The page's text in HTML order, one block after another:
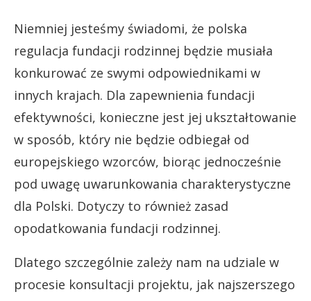
Niemniej jesteśmy świadomi, że polska
regulacja fundacji rodzinnej będzie musiała
konkurować ze swymi odpowiednikami w
innych krajach. Dla zapewnienia fundacji
efektywności, konieczne jest jej ukształtowanie
w sposób, który nie będzie odbiegał od
europejskiego wzorców, biorąc jednocześnie
pod uwagę uwarunkowania charakterystyczne
dla Polski. Dotyczy to również zasad
opodatkowania fundacji rodzinnej.
Dlatego szczególnie zależy nam na udziale w
procesie konsultacji projektu, jak najszerszego